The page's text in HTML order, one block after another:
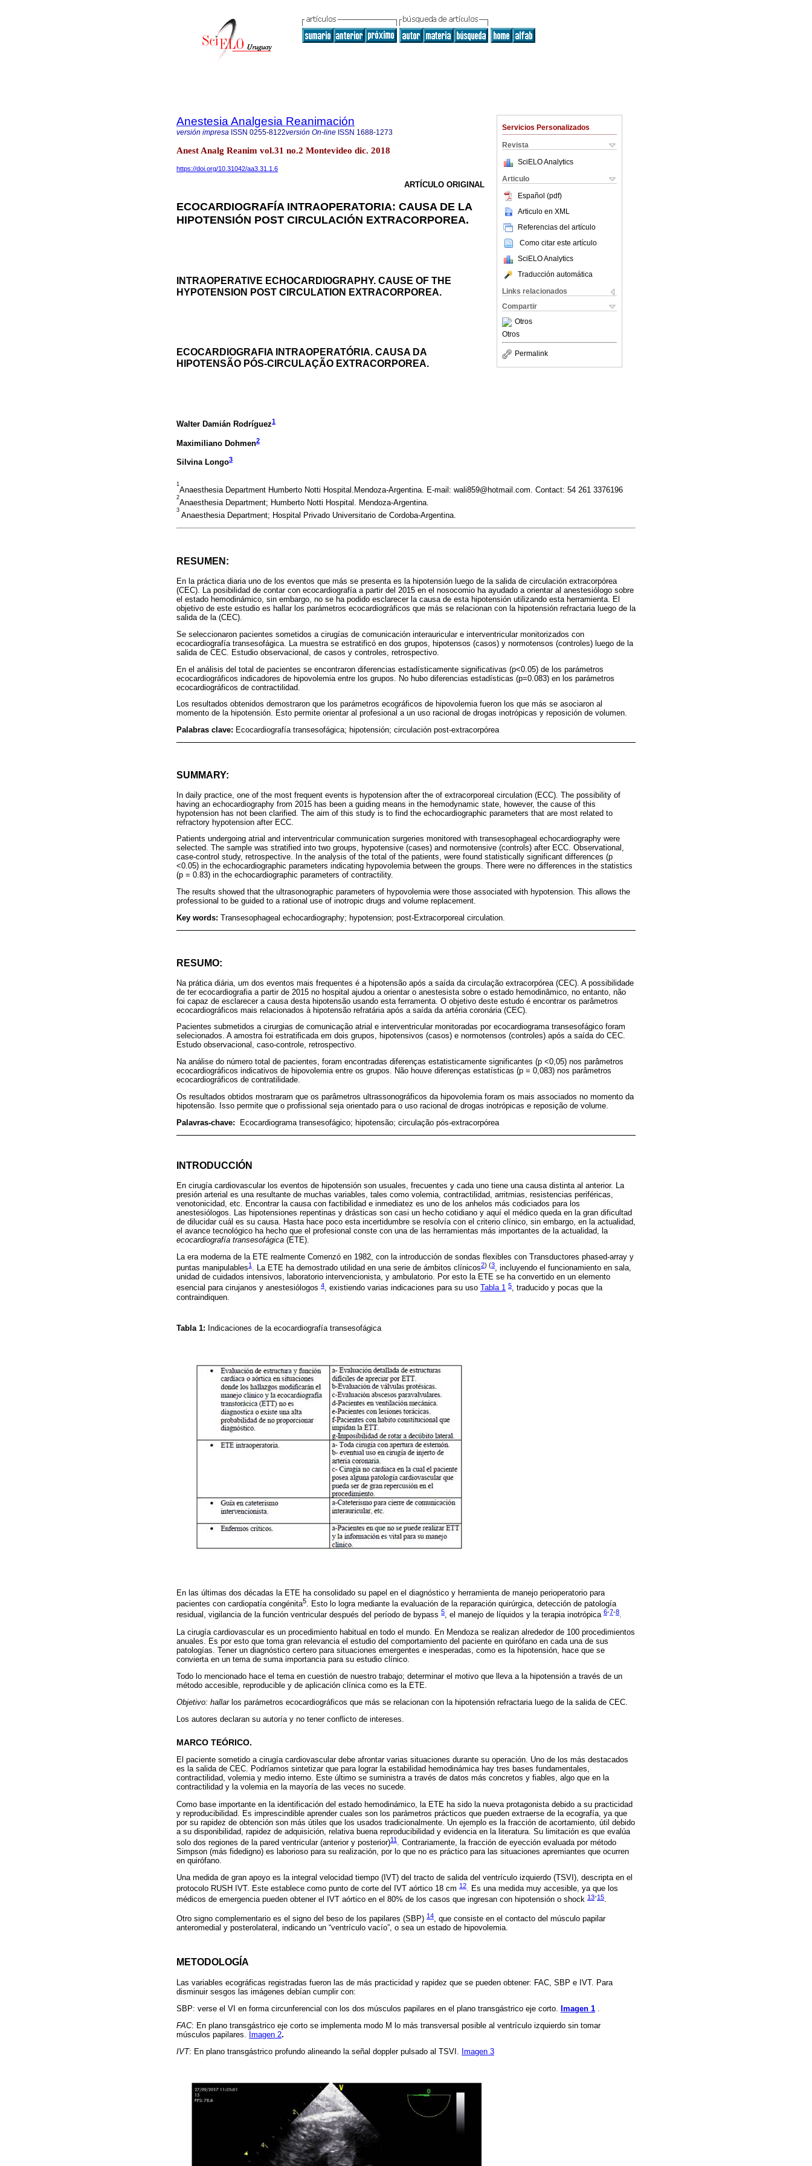
Servicios Personalizados
Revista
SciELO Analytics
Articulo
Español (pdf)
Articulo en XML
Referencias del artículo
Como citar este artículo
SciELO Analytics
Traducción automática
Links relacionados
Compartir
Otros
Otros
Permalink
Anestesia Analgesia Reanimación
versión impresa ISSN 0255-8122versión On-line ISSN 1688-1273
Anest Analg Reanim vol.31 no.2 Montevideo dic. 2018
https://doi.org/10.31042/aa3.31.1.6
ARTÍCULO ORIGINAL
ECOCARDIOGRAFÍA INTRAOPERATORIA: CAUSA DE LA
HIPOTENSIÓN POST CIRCULACIÓN EXTRACORPOREA.
INTRAOPERATIVE ECHOCARDIOGRAPHY. CAUSE OF THE
HYPOTENSION POST CIRCULATION EXTRACORPOREA.
ECOCARDIOGRAFIA INTRAOPERATÓRIA. CAUSA DA
HIPOTENSÃO PÓS-CIRCULAÇÃO EXTRACORPOREA.
Walter Damián Rodríguez1
Maximiliano Dohmen2
Silvina Longo3
1
Anaesthesia Department Humberto Notti Hospital.Mendoza-Argentina. E-mail: wali859@hotmail.com. Contact: 54 261 3376196
2
Anaesthesia Department; Humberto Notti Hospital. Mendoza-Argentina.
3
Anaesthesia Department; Hospital Privado Universitario de Cordoba-Argentina.
RESUMEN:
En la práctica diaria uno de los eventos que más se presenta es la hipotensión luego de la salida de circulación extracorpórea
(CEC). La posibilidad de contar con ecocardiografía a partir del 2015 en el nosocomio ha ayudado a orientar al anestesiólogo sobre
el estado hemodinámico, sin embargo, no se ha podido esclarecer la causa de esta hipotensión utilizando esta herramienta. El
objetivo de este estudio es hallar los parámetros ecocardiográficos que más se relacionan con la hipotensión refractaria luego de la
salida de la (CEC).
Se seleccionaron pacientes sometidos a cirugías de comunicación interauricular e interventricular monitorizados con
ecocardiografía transesofágica. La muestra se estratificó en dos grupos, hipotensos (casos) y normotensos (controles) luego de la
salida de CEC. Estudio observacional, de casos y controles, retrospectivo.
En el análisis del total de pacientes se encontraron diferencias estadísticamente significativas (p<0.05) de los parámetros
ecocardiográficos indicadores de hipovolemia entre los grupos. No hubo diferencias estadísticas (p=0.083) en los parámetros
ecocardiográficos de contractilidad.
Los resultados obtenidos demostraron que los parámetros ecográficos de hipovolemia fueron los que más se asociaron al
momento de la hipotensión. Esto permite orientar al profesional a un uso racional de drogas inotrópicas y reposición de volumen.
Palabras clave: Ecocardiografía transesofágica; hipotensión; circulación post-extracorpórea
SUMMARY:
In daily practice, one of the most frequent events is hypotension after the of extracorporeal circulation (ECC). The possibility of
having an echocardiography from 2015 has been a guiding means in the hemodynamic state, however, the cause of this
hypotension has not been clarified. The aim of this study is to find the echocardiographic parameters that are most related to
refractory hypotension after ECC.
Patients undergoing atrial and interventricular communication surgeries monitored with transesophageal echocardiography were
selected. The sample was stratified into two groups, hypotensive (cases) and normotensive (controls) after ECC. Observational,
case-control study, retrospective. In the analysis of the total of the patients, were found statistically significant differences (p
<0.05) in the echocardiographic parameters indicating hypovolemia between the groups. There were no differences in the statistics
(p = 0.83) in the echocardiographic parameters of contractility.
The results showed that the ultrasonographic parameters of hypovolemia were those associated with hypotension. This allows the
professional to be guided to a rational use of inotropic drugs and volume replacement.
Key words: Transesophageal echocardiography; hypotension; post-Extracorporeal circulation.
RESUMO:
Na prática diária, um dos eventos mais frequentes é a hipotensão após a saída da circulação extracorpórea (CEC). A possibilidade
de ter ecocardiografia a partir de 2015 no hospital ajudou a orientar o anestesista sobre o estado hemodinâmico, no entanto, não
foi capaz de esclarecer a causa desta hipotensão usando esta ferramenta. O objetivo deste estudo é encontrar os parâmetros
ecocardiográficos mais relacionados à hipotensão refratária após a saída da artéria coronária (CEC).
Pacientes submetidos a cirurgias de comunicação atrial e interventricular monitoradas por ecocardiograma transesofágico foram
selecionados. A amostra foi estratificada em dois grupos, hipotensivos (casos) e normotensos (controles) após a saída do CEC.
Estudo observacional, caso-controle, retrospectivo.
Na análise do número total de pacientes, foram encontradas diferenças estatisticamente significantes (p <0,05) nos parâmetros
ecocardiográficos indicativos de hipovolemia entre os grupos. Não houve diferenças estatísticas (p = 0,083) nos parâmetros
ecocardiográficos de contratilidade.
Os resultados obtidos mostraram que os parâmetros ultrassonográficos da hipovolemia foram os mais associados no momento da
hipotensão. Isso permite que o profissional seja orientado para o uso racional de drogas inotrópicas e reposição de volume.
Palavras-chave:
Ecocardiograma transesofágico; hipotensão; circulação pós-extracorpórea
INTRODUCCIÓN
En cirugía cardiovascular los eventos de hipotensión son usuales, frecuentes y cada uno tiene una causa distinta al anterior. La
presión arterial es una resultante de muchas variables, tales como volemia, contractilidad, arritmias, resistencias periféricas,
venotonicidad, etc. Encontrar la causa con factibilidad e inmediatez es uno de los anhelos más codiciados para los
anestesiólogos. Las hipotensiones repentinas y drásticas son casi un hecho cotidiano y aquí el médico queda en la gran dificultad
de dilucidar cuál es su causa. Hasta hace poco esta incertidumbre se resolvía con el criterio clínico, sin embargo, en la actualidad,
el avance tecnológico ha hecho que el profesional conste con una de las herramientas más importantes de la actualidad, la
ecocardiografía transesofágica (ETE).
La era moderna de la ETE realmente Comenzó en 1982, con la introducción de sondas flexibles con Transductores phased-array y
puntas manipulables1 . La ETE ha demostrado utilidad en una serie de ámbitos clínicos2) (3, incluyendo el funcionamiento en sala,
unidad de cuidados intensivos, laboratorio intervencionista, y ambulatorio. Por esto la ETE se ha convertido en un elemento
esencial para cirujanos y anestesiólogos 4, existiendo varias indicaciones para su uso Tabla 1 5, traducido y pocas que la
contraindiquen.
Tabla 1: Indicaciones de la ecocardiografía transesofágica
En las últimas dos décadas la ETE ha consolidado su papel en el diagnóstico y herramienta de manejo perioperatorio para
pacientes con cardiopatía congénita5
. Esto lo logra mediante la evaluación de la reparación quirúrgica, detección de patología
residual, vigilancia de la función ventricular después del período de bypass 5, el manejo de líquidos y la terapia inotrópica 6-7-8.
La cirugía cardiovascular es un procedimiento habitual en todo el mundo. En Mendoza se realizan alrededor de 100 procedimientos
anuales. Es por esto que toma gran relevancia el estudio del comportamiento del paciente en quirófano en cada una de sus
patologías. Tener un diagnóstico certero para situaciones emergentes e inesperadas, como es la hipotensión, hace que se
convierta en un tema de suma importancia para su estudio clínico.
Todo lo mencionado hace el tema en cuestión de nuestro trabajo; determinar el motivo que lleva a la hipotensión a través de un
método accesible, reproducible y de aplicación clínica como es la ETE.
Objetivo: hallarlos parámetros ecocardiográficos que más se relacionan con la hipotensión refractaria luego de la salida de CEC.
Los autores declaran su autoría y no tener conflicto de intereses.
MARCO TEÓRICO.
El paciente sometido a cirugía cardiovascular debe afrontar varias situaciones durante su operación. Uno de los más destacados
es la salida de CEC. Podríamos sintetizar que para lograr la estabilidad hemodinámica hay tres bases fundamentales,
contractilidad, volemia y medio interno. Este último se suministra a través de datos más concretos y fiables, algo que en la
contractilidad y la volemia en la mayoría de las veces no sucede.
Como base importante en la identificación del estado hemodinámico, la ETE ha sido la nueva protagonista debido a su practicidad
y reproducibilidad. Es imprescindible aprender cuales son los parámetros prácticos que pueden extraerse de la ecografía, ya que
por su rapidez de obtención son más útiles que los usados tradicionalmente. Un ejemplo es la fracción de acortamiento, útil debido
a su disponibilidad, rapidez de adquisición, relativa buena reproducibilidad y evidencia en la literatura. Su limitación es que evalúa
solo dos regiones de la pared ventricular (anterior y posterior)11
. Contrariamente, la fracción de eyección evaluada por método
Simpson (más fidedigno) es laborioso para su realización, por lo que no es práctico para las situaciones apremiantes que ocurren
en quirófano.
Una medida de gran apoyo es la integral velocidad tiempo (IVT) del tracto de salida del ventrículo izquierdo (TSVI), descripta en el
protocolo RUSH IVT. Este establece como punto de corte del IVT aórtico 18 cm 12. Es una medida muy accesible, ya que los
médicos de emergencia pueden obtener el IVT aórtico en el 80% de los casos que ingresan con hipotensión o shock 13-15.
Otro signo complementario es el signo del beso de los papilares (SBP) 14, que consiste en el contacto del músculo papilar
anteromedial y posterolateral, indicando un “ventrículo vacío”, o sea un estado de hipovolemia.
METODOLOGÍA
Las variables ecográficas registradas fueron las de más practicidad y rapidez que se pueden obtener: FAC, SBP e IVT. Para
disminuir sesgos las imágenes debían cumplir con:
SBP: verse el VI en forma circunferencial con los dos músculos papilares en el plano transgástrico eje corto.
Imagen 1
FAC: En plano transgástrico eje corto se implementa modo M lo más transversal posible al ventrículo izquierdo sin tomar
músculos papilares. Imagen 2.
IVT: En plano transgástrico profundo alineando la señal doppler pulsado al TSVI. Imagen 3